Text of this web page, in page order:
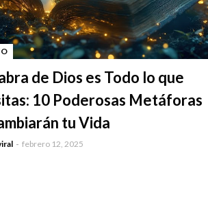
de Dios es Todo lo que
10 Poderosas Metáforas
tu Vida
febrero 12, 2025